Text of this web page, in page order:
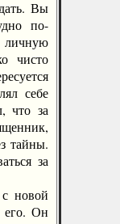
Вы
по-
чисто
себе
что за
тайны.
за
новой
его. Он